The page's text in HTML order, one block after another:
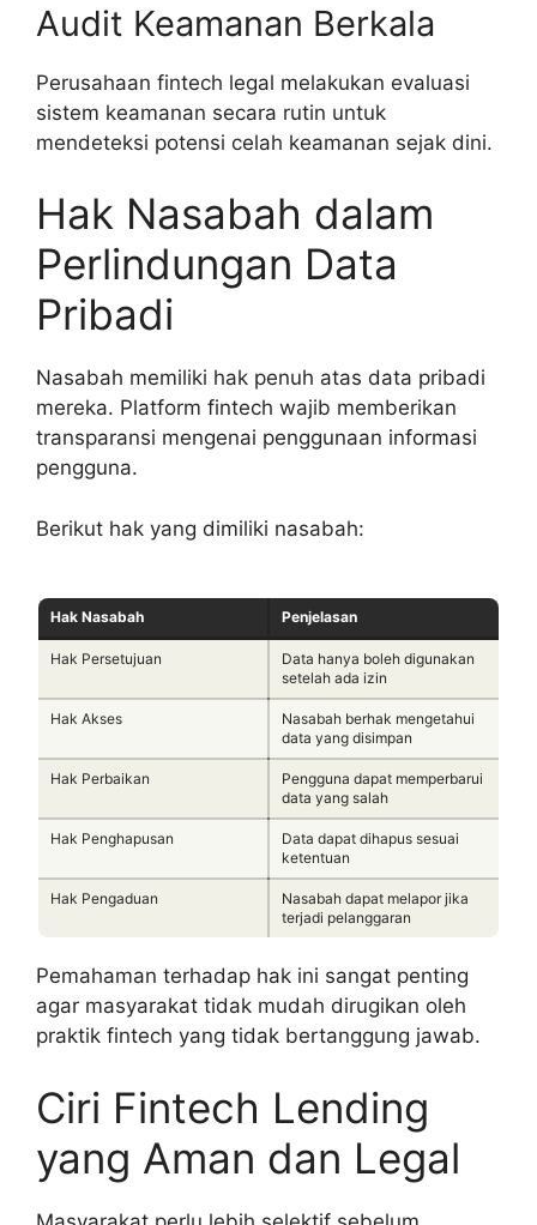
Audit Keamanan Berkala
Perusahaan fintech legal melakukan evaluasi
sistem keamanan secara rutin untuk
mendeteksi potensi celah keamanan sejak dini.
Hak Nasabah dalam
Perlindungan Data
Pribadi
Nasabah memiliki hak penuh atas data pribadi
mereka. Platform fintech wajib memberikan
transparansi mengenai penggunaan informasi
pengguna.
Berikut hak yang dimiliki nasabah:
Hak Nasabah Penjelasan
Hak Persetujuan
Data hanya boleh digunakan
setelah ada izin
Hak Akses
Nasabah berhak mengetahui
data yang disimpan
Hak Perbaikan
Pengguna dapat memperbarui
data yang salah
Hak Penghapusan
Data dapat dihapus sesuai
ketentuan
Hak Pengaduan
Nasabah dapat melapor jika
terjadi pelanggaran
Pemahaman terhadap hak ini sangat penting
agar masyarakat tidak mudah dirugikan oleh
praktik fintech yang tidak bertanggung jawab.
Ciri Fintech Lending
yang Aman dan Legal